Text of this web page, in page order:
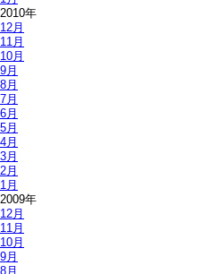
2010年
12月
11月
10月
9月
8月
7月
6月
5月
4月
3月
2月
1月
2009年
12月
11月
10月
9月
8月